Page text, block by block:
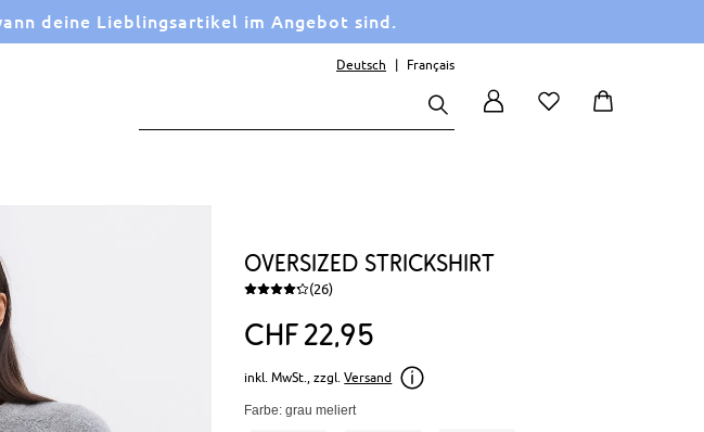
deine Lieblingsartikel im Angebot sind.
Deutsch Français
Oversized Strickshirt
(26)
CHF22 95
inkl. MwSt., zzgl. Versand
Farbe: grau meliert